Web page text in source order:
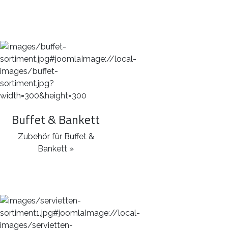
Buffet & Bankett
Zubehör für Buffet &
Bankett »